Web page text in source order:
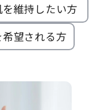
維持したい方
望される方